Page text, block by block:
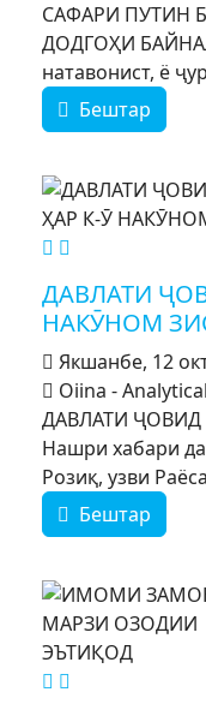
САФАРИ ПУТИН
ДОДГОҲИ
натавонист, ё
Бештар
ДАВЛАТИ
НАКӮНОМ
Якшанбе, 12
Oiina -
ДАВЛАТИ ҶОВИД
Нашри хабари
Розиқ, узви
Бештар